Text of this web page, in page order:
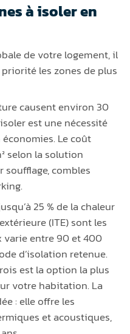
à isoler en
de votre logement, il
les zones de plus
causent environ 30
est une nécessité
Le coût
selon la solution
soufflage, combles
25 % de la chaleur
(ITE) sont les
varie entre 90 et 400
d’isolation retenue.
est la option la plus
votre habitation. La
: elle offre les
et acoustiques,